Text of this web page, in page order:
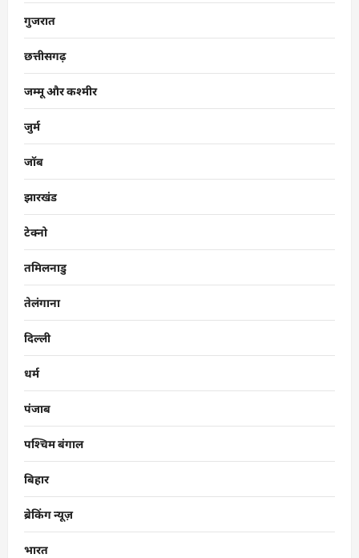
गुजरात
छत्तीसगढ़
जम्मू और कश्मीर
जुर्म
जॉब
झारखंड
टेक्नो
तमिलनाडु
तेलंगाना
दिल्ली
धर्म
पंजाब
पश्चिम बंगाल
बिहार
ब्रेकिंग न्यूज़
भारत